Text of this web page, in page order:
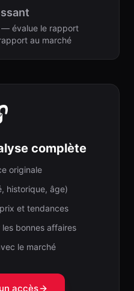
— évalue le rapport
au marché
complète
originale
historique, âge)
et tendances
bonnes affaires
le marché
accès